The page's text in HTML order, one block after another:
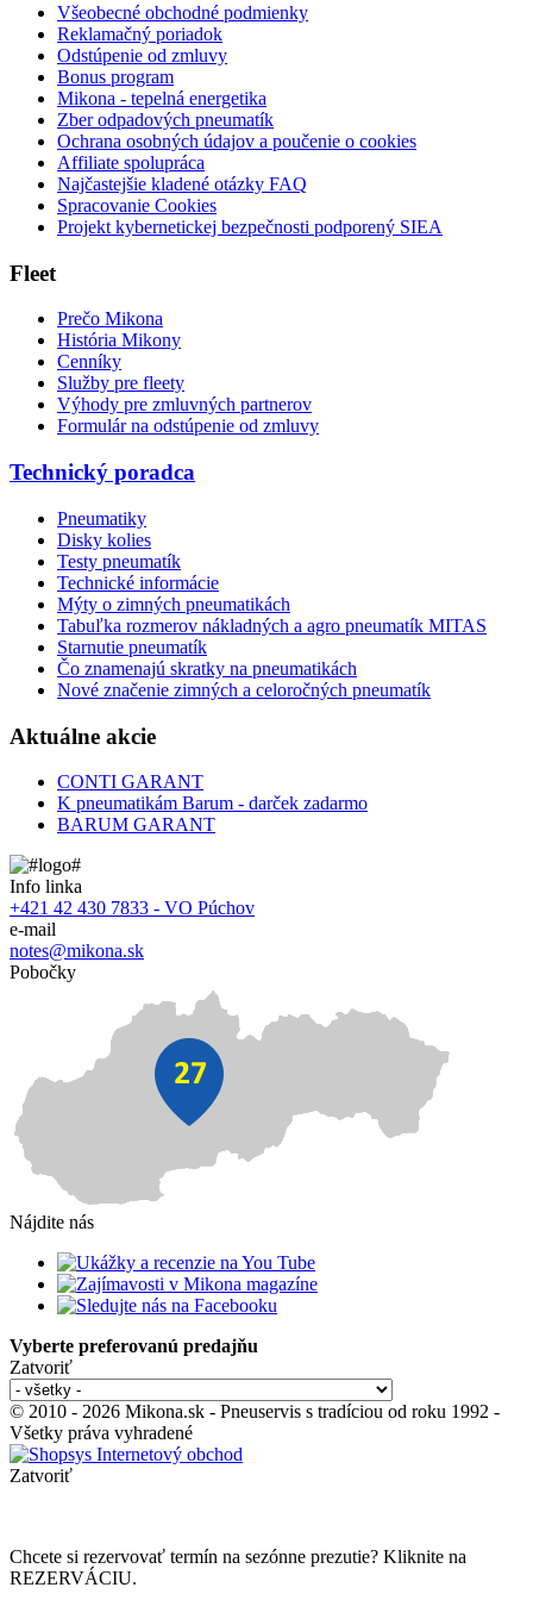
Všeobecné obchodné podmienky
Reklamačný poriadok
Odstúpenie od zmluvy
Bonus program
Mikona - tepelná energetika
Zber odpadových pneumatík
Ochrana osobných údajov a poučenie o cookies
Affiliate spolupráca
Najčastejšie kladené otázky FAQ
Spracovanie Cookies
Projekt kybernetickej bezpečnosti podporený SIEA
Fleet
Prečo Mikona
História Mikony
Cenníky
Služby pre fleety
Výhody pre zmluvných partnerov
Formulár na odstúpenie od zmluvy
Technický poradca
Pneumatiky
Disky kolies
Testy pneumatík
Technické informácie
Mýty o zimných pneumatikách
Tabuľka rozmerov nákladných a agro pneumatík MITAS
Starnutie pneumatík
Čo znamenajú skratky na pneumatikách
Nové značenie zimných a celoročných pneumatík
Aktuálne akcie
CONTI GARANT
K pneumatikám Barum - darček zadarmo
BARUM GARANT
Info linka
+421 42 430 7833 - VO Púchov
e-mail
notes@mikona.sk
Pobočky
Nájdite nás
Vyberte preferovanú predajňu
Zatvoriť
© 2010 - 2026 Mikona.sk - Pneuservis s tradíciou od roku 1992 -
Všetky práva vyhradené
Zatvoriť
Chcete si rezervovať termín na sezónne prezutie? Kliknite na
REZERVÁCIU.